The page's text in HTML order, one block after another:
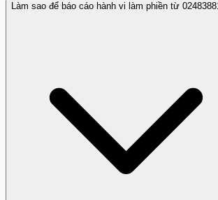
Trang Trắng không cung cấp dịch vụ
Làm sao để báo cáo hành vi làm phiền từ